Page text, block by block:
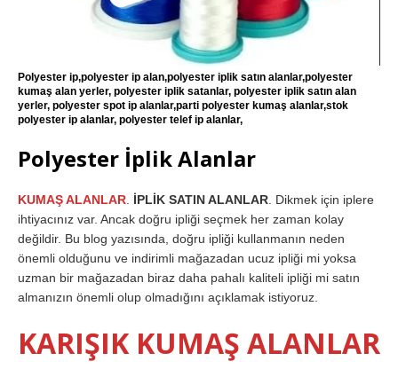
Polyester ip,polyester ip alan,polyester iplik satın alanlar,polyester
kumaş alan yerler, polyester iplik satanlar, polyester iplik satın alan
yerler, polyester spot ip alanlar,parti polyester kumaş alanlar,stok
polyester ip alanlar, polyester telef ip alanlar,
Polyester İplik Alanlar
KUMAŞ ALANLAR İPLİK SATIN ALANLAR . Dikmek için iplere
ihtiyacınız var. Ancak doğru ipliği seçmek her zaman kolay
değildir. Bu blog yazısında, doğru ipliği kullanmanın neden
önemli olduğunu ve indirimli mağazadan ucuz ipliği mi yoksa
uzman bir mağazadan biraz daha pahalı kaliteli ipliği mi satın
almanızın önemli olup olmadığını açıklamak istiyoruz.
KARIŞIK KUMAŞ ALANLAR